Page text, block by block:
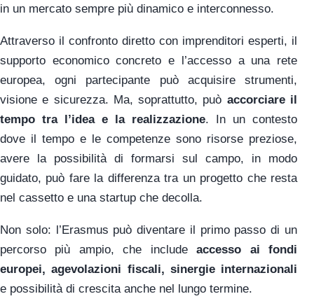
in un mercato sempre più dinamico e interconnesso.
Attraverso il confronto diretto con imprenditori esperti, il
supporto economico concreto e l’accesso a una rete
europea, ogni partecipante può acquisire strumenti,
visione e sicurezza. Ma, soprattutto, può accorciare il
tempo tra l’idea e la realizzazione. In un contesto
dove il tempo e le competenze sono risorse preziose,
avere la possibilità di formarsi sul campo, in modo
guidato, può fare la differenza tra un progetto che resta
nel cassetto e una startup che decolla.
Non solo: l’Erasmus può diventare il primo passo di un
percorso più ampio, che includeaccesso ai fondi
europei, agevolazioni fiscali, sinergie internazionali
e possibilità di crescita anche nel lungo termine.